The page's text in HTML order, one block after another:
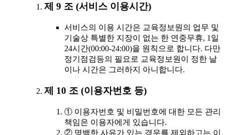
제 9 조 (서비스 이용시간)
서비스의 이용 시간은 교육정보원의 업무 및
기술상 특별한 지장이 없는 한 연중무휴, 1일
24시간(00:00-24:00)을 원칙으로 합니다. 다만
정기점검등의 필요로 교육정보원이 정한 날
이나 시간은 그러하지 아니합니다.
제 10 조 (이용자번호 등)
① 이용자번호 및 비밀번호에 대한 모든 관리
책임은 이용자에게 있습니다.
② 명백한 사유가 있는 경우를 제외하고는 이